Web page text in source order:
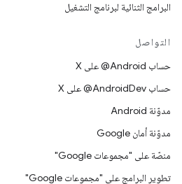
البرامج الثنائية لبرنامج التشغيل
التواصل
حساب ‎@Android على X
حساب ‎@AndroidDev على X
مدوّنة Android
مدوّنة أمان Google
منصّة على "مجموعات Google"
تطوير البرامج على "مجموعات Google"